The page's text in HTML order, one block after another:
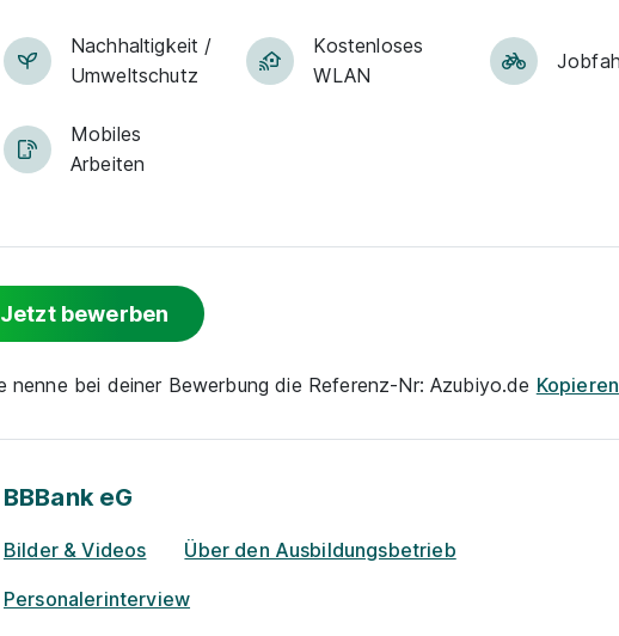
Nachhaltigkeit /
Umweltschutz
Kostenloses
WLAN
Mobiles
Arbeiten
Jetzt bewerben
nenne bei deiner Bewerbung die Referenz-Nr: Azubiyo.de Kopieren
BBBank eG
Bilder & Videos Über den Ausbildungsbetrieb
Personalerinterview